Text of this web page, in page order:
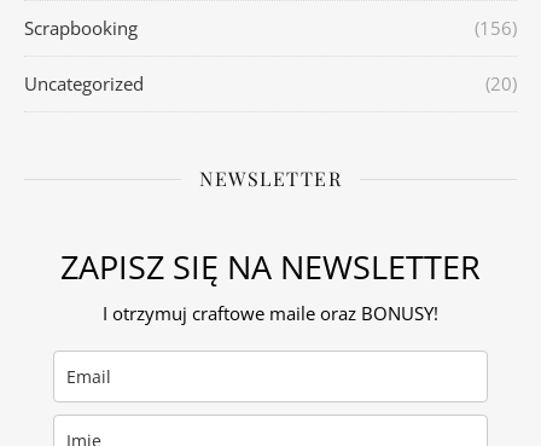
Scrapbooking (156)
Uncategorized (20)
NEWSLETTER
ZAPISZ SIĘ NA NEWSLETTER
I otrzymuj craftowe maile oraz BONUSY!